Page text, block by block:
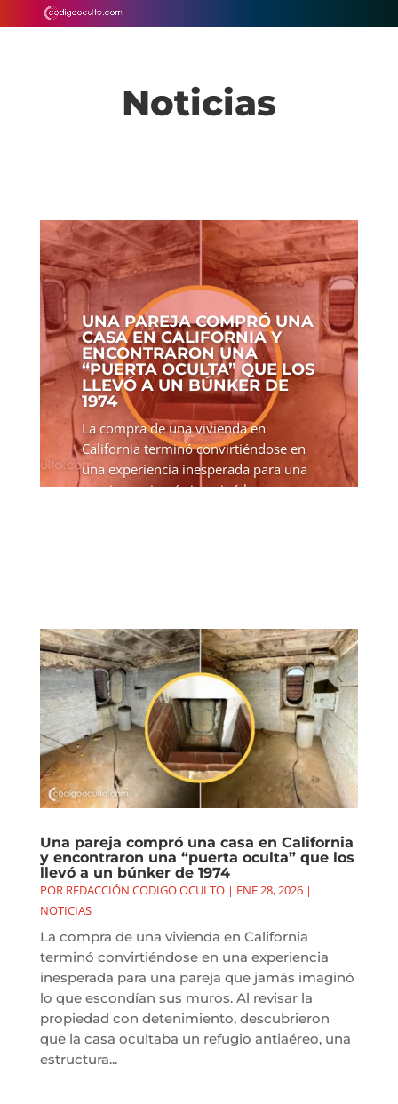
Noticias
UNA PAREJA COMPRÓ UNA
CASA EN CALIFORNIA Y
ENCONTRARON UNA
“PUERTA OCULTA” QUE LOS
LLEVÓ A UN BÚNKER DE
1974
La compra de una vivienda en
California terminó convirtiéndose en
una experiencia inesperada para una
pareja que jamás imaginó lo que
Una pareja compró una casa en California
y encontraron una “puerta oculta” que los
llevó a un búnker de 1974
POR REDACCIÓN CODIGO OCULTO| ENE 28, 2026|
NOTICIAS
La compra de una vivienda en California
terminó convirtiéndose en una experiencia
inesperada para una pareja que jamás imaginó
lo que escondían sus muros. Al revisar la
propiedad con detenimiento, descubrieron
que la casa ocultaba un refugio antiaéreo, una
estructura...